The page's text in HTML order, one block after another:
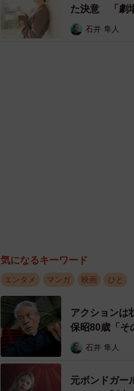
た決意 「劇
石井 隼人
気になるキーワード
エンタメ マンガ 映画 ひと
アクション
保昭80歳「
石井 隼人
元ボンドガ